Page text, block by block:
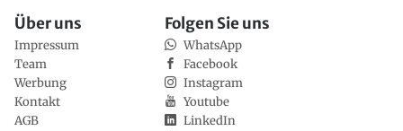
Über uns
Impressum
Team
Werbung
Kontakt
AGB
Folgen Sie uns
WhatsApp
Facebook
Instagram
Youtube
LinkedIn